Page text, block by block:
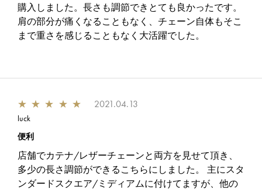
購入しました。長さも調節できとても良かったです。
肩の部分が痛くなることもなく、チェーン自体もそこ
まで重さを感じることもなく大活躍でした。
★ ★ ★ ★ ★ 2021.04.13
luck
便利
店舗でカテナ/レザーチェーンと両方を見せて頂き、
多少の長さ調節ができるこちらにしました。 主にスタ
ンダードスクエア/ミディアムに付けてますが、他の